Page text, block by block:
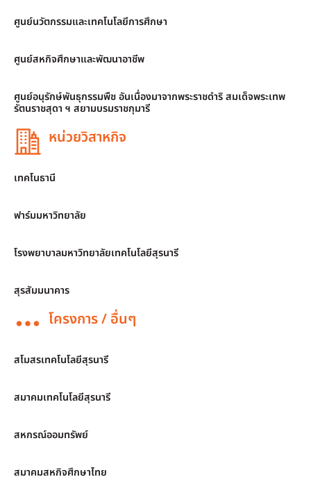
ศูนย์นวัตกรรมและเทคโนโลยีการศึกษา
ศูนย์สหกิจศึกษาและพัฒนาอาชีพ
ศูนย์อนุรักษ์พันธุกรรมพืช อันเนื่องมาจากพระราชดำริ สมเด็จพระเทพ
รัตนราชสุดา ฯ สยามบรมราชกุมารี
หน่วยวิสาหกิจ
เทคโนธานี
ฟาร์มมหาวิทยาลัย
โรงพยาบาลมหาวิทยาลัยเทคโนโลยีสุรนารี
สุรสัมมนาคาร
โครงการ / อื่นๆ
สโมสรเทคโนโลยีสุรนารี
สมาคมเทคโนโลยีสุรนารี
สหกรณ์ออมทรัพย์
สมาคมสหกิจศึกษาไทย